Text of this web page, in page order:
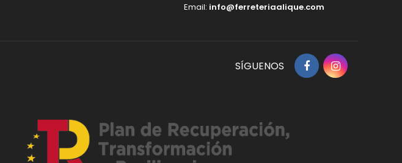
Email: info@ferreteriaalique.com
SÍGUENOS